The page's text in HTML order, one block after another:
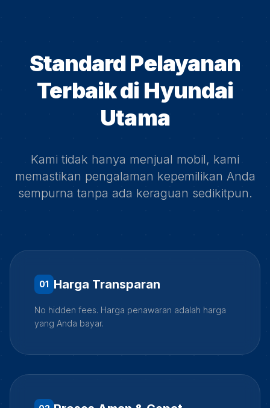
Standard Pelayanan
Terbaik di Hyundai
Utama
Kami tidak hanya menjual mobil, kami
memastikan pengalaman kepemilikan Anda
sempurna tanpa ada keraguan sedikitpun.
01 Harga Transparan
No hidden fees. Harga penawaran adalah harga
yang Anda bayar.